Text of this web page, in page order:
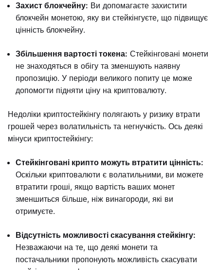
Захист блокчейну: Ви допомагаєте захистити
блокчейн монетою, яку ви стейкінгуєте, що підвищує
цінність блокчейну.
Збільшення вартості токена: Стейкінговані монети
не знаходяться в обігу та зменшують наявну
пропозицію. У періоди великого попиту це може
допомогти підняти ціну на криптовалюту.
Недоліки криптостейкінгу полягають у ризику втрати
грошей через волатильність та негнучкість. Ось деякі
мінуси криптостейкінгу:
Стейкінговані крипто можуть втратити цінність:
Оскільки криптовалюти є волатильними, ви можете
втратити гроші, якщо вартість ваших монет
зменшиться більше, ніж винагороди, які ви
отримуєте.
Відсутність можливості скасування стейкінгу:
Незважаючи на те, що деякі монети та
постачальники пропонують можливість скасувати